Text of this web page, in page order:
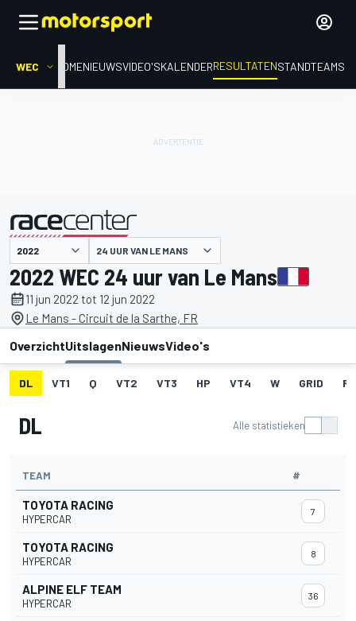
WEC HOMENIEUWSVIDEO'SKALENDERRESULTATENSTANDTEAMS
gepresenteerd door 24 UUR VAN LE MANS
2022 WEC 24 uur van Le Mans
11 jun 2022 tot 12 jun 2022
Le Mans - Circuit de la Sarthe, FR
OverzichtUitslagenNieuwsVideo's
DL VT1 Q VT2 VT3 HP VT4 W GRID
DL Alle statistieken
TEAM #
TOYOTA RACING
HYPERCAR
7
TOYOTA RACING
HYPERCAR
8
ALPINE ELF TEAM
HYPERCAR
36